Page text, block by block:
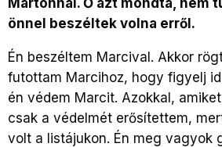
önnel beszéltek volna erről.
Én beszéltem Marcival. Akkor
futottam Marcihoz, hogy figyelj
én védem Marcit. Azokkal,
csak a védelmét erősítettem,
volt a listájukon. Én meg vagyok